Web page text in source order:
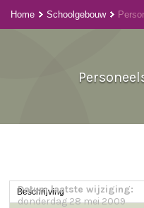
Home Schoolgebouw
Beschrijving
Datum laatste wijziging:
donderdag 28 mei 2009